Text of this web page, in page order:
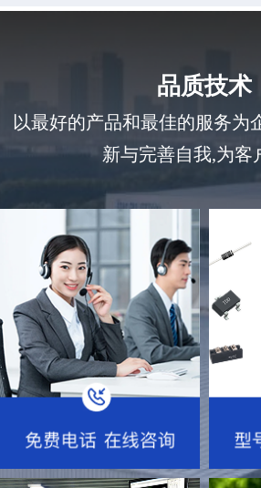
品质技术
以最好的产品和最佳的服务为
新与完善自我,为客